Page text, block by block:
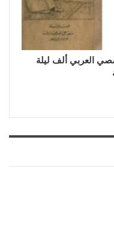
العربي ألف ليلة